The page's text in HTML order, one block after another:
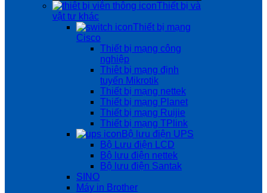
Thiết bị và
vật tư khác
Thiết bị mạng
Cisco
Thiết bị mạng công
nghiệp
Thiêt bị mạng định
tuyến Mikrotik
Thiết bị mạng nettek
Thiết bị mạng Planet
Thiết bị mạng Ruijie
Thiết bị mạng TPlink
Bộ lưu điện UPS
Bộ Lưu điện LCD
Bộ lưu điện nettek
Bộ lưu điện Santak
SINO
Máy in Brother